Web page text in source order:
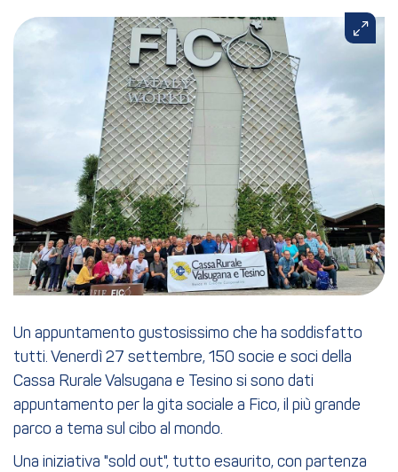
Un appuntamento gustosissimo che ha soddisfatto
tutti. Venerdì 27 settembre, 150 socie e soci della
Cassa Rurale Valsugana e Tesino si sono dati
appuntamento per la gita sociale a Fico, il più grande
parco a tema sul cibo al mondo.
Una iniziativa "sold out", tutto esaurito, con partenza